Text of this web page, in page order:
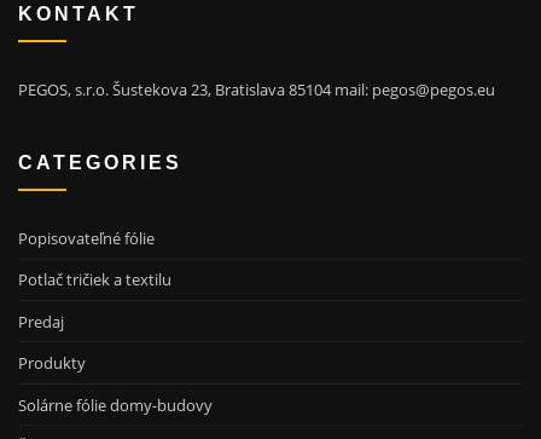
KONTAKT
PEGOS, s.r.o. Šustekova 23, Bratislava 85104 mail: pegos@pegos.eu
CATEGORIES
Popisovateľné fólie
Potlač tričiek a textilu
Predaj
Produkty
Solárne fólie domy-budovy